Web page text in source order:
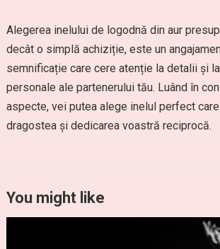
Alegerea inelului de logodnă din aur
decât o simplă achiziție, este un
semnificație care cere atenție la detalii și
personale ale partenerului tău. Luând în
aspecte, vei putea alege inelul perfect
dragostea și dedicarea voastră reciprocă.
You might like